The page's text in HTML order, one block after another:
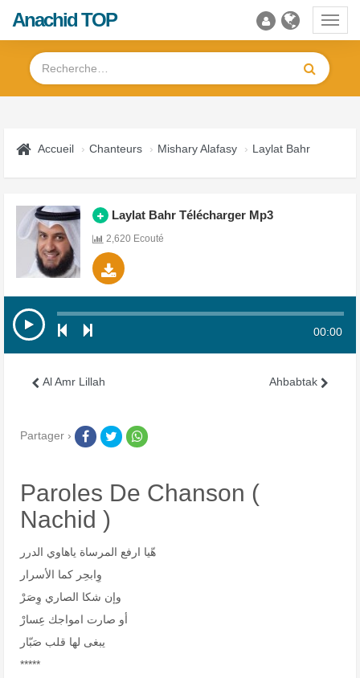
Anachid TOP
Accueil Chanteurs Mishary Alafasy Laylat Bahr
Laylat Bahr Télécharger Mp3
2,620 Ecouté
00:00
Al Amr Lillah
Partager ›
Paroles De Chanson (
Nachid )
هّيا ارفع المرساة ياهاوي الدرر
وِابحِر كما الأسرار
وإن شكا الصاري وِصَرْ
أو صارت امواجك عِسارْ
يبغى لها قلب صَبّار
*****